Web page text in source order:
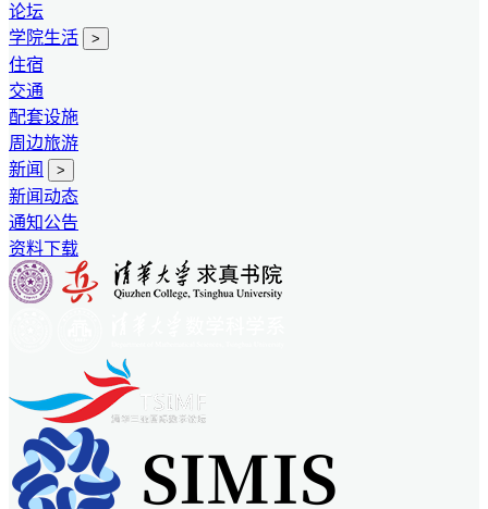
论坛
学院生活
>
住宿
交通
配套设施
周边旅游
新闻
>
新闻动态
通知公告
资料下载